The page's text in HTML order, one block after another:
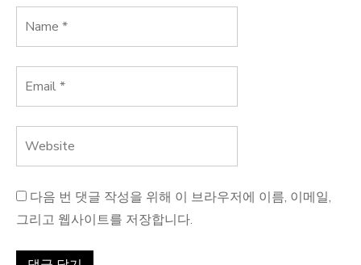
다음 번 댓글 작성을 위해 이 브라우저에 이름, 이메일,
그리고 웹사이트를 저장합니다.